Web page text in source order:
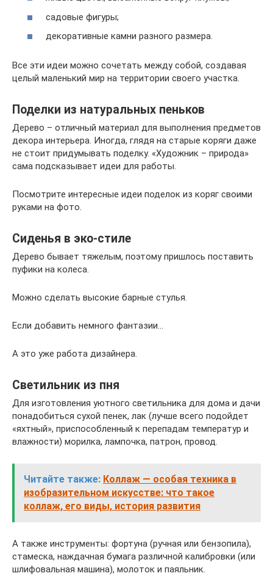
садовые фигуры;
декоративные камни разного размера.
Все эти идеи можно сочетать между собой, создавая
целый маленький мир на территории своего участка.
Поделки из натуральных пеньков
Дерево – отличный материал для выполнения предметов
декора интерьера. Иногда, глядя на старые коряги даже
не стоит придумывать поделку. «Художник – природа»
сама подсказывает идеи для работы.
Посмотрите интересные идеи поделок из коряг своими
руками на фото.
Сиденья в эко-стиле
Дерево бывает тяжелым, поэтому пришлось поставить
пуфики на колеса.
Можно сделать высокие барные стулья.
Если добавить немного фантазии…
А это уже работа дизайнера.
Светильник из пня
Для изготовления уютного светильника для дома и дачи
понадобиться сухой пенек, лак (лучше всего подойдет
«яхтный», приспособленный к перепадам температур и
влажности) морилка, лампочка, патрон, провод.
Читайте также: Коллаж — особая техника в
изобразительном искусстве: что такое
коллаж, его виды, история развития
А также инструменты: фортуна (ручная или бензопила),
стамеска, наждачная бумага различной калибровки (или
шлифовальная машина), молоток и паяльник.